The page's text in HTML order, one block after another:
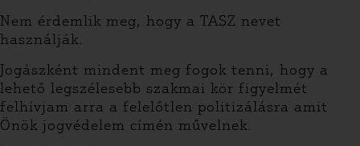
Nem érdemlik meg, hogy a TASZ nevet
használják.
Jogászként mindent meg fogok tenni, hogy a
lehető legszélesebb szakmai kör figyelmét
felhívjam arra a felelőtlen politizálásra amit
Önök jogvédelem címén művelnek.